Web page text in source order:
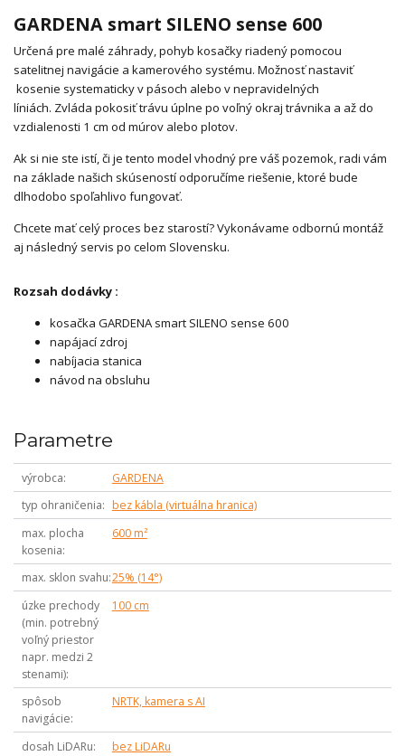
GARDENA smart SILENO sense 600
Určená pre malé záhrady, pohyb kosačky riadený pomocou
satelitnej navigácie a kamerového systému. Možnosť nastaviť
kosenie systematicky v pásoch alebo v nepravidelných
líniách. Zvláda pokosiť trávu úplne po voľný okraj trávnika a až do
vzdialenosti 1 cm od múrov alebo plotov.
Ak si nie ste istí, či je tento model vhodný pre váš pozemok, radi vám
na základe našich skúseností odporučíme riešenie, ktoré bude
dlhodobo spoľahlivo fungovať.
Chcete mať celý proces bez starostí? Vykonávame odbornú montáž
aj následný servis po celom Slovensku.
Rozsah dodávky :
kosačka GARDENA smart SILENO sense 600
napájací zdroj
nabíjacia stanica
návod na obsluhu
Parametre
výrobca
GARDENA
typ ohraničenia
bez kábla (virtuálna hranica)
max. plocha
kosenia
600 m²
max. sklon svahu 25% (14°)
úzke prechody
(min. potrebný
voľný priestor
napr. medzi 2
stenami)
100 cm
spôsob
navigácie
NRTK, kamera s AI
dosah LiDARu
bez LiDARu